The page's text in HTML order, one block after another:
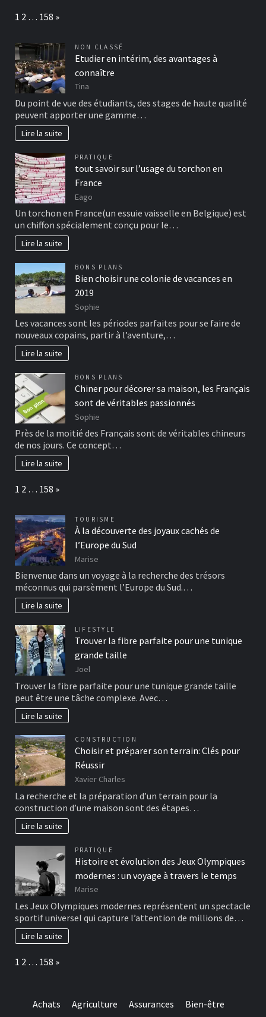
Page:
1 2 … 158 Next
»
NON CLASSÉ
Etudier en intérim, des avantages à
connaître
Tina
Du point de vue des étudiants, des stages de haute qualité
peuvent apporter une gamme…
Lire la suite
PRATIQUE
tout savoir sur l’usage du torchon en
France
Eago
Un torchon en France(un essuie vaisselle en Belgique) est
un chiffon spécialement conçu pour le…
Lire la suite
BONS PLANS
Bien choisir une colonie de vacances en
2019
Sophie
Les vacances sont les périodes parfaites pour se faire de
nouveaux copains, partir à l’aventure,…
Lire la suite
BONS PLANS
Chiner pour décorer sa maison, les Français
sont de véritables passionnés
Sophie
Près de la moitié des Français sont de véritables chineurs
de nos jours. Ce concept…
Lire la suite
Page:
1 2 … 158 Next
»
TOURISME
À la découverte des joyaux cachés de
l’Europe du Sud
Marise
Bienvenue dans un voyage à la recherche des trésors
méconnus qui parsèment l’Europe du Sud.…
Lire la suite
LIFESTYLE
Trouver la fibre parfaite pour une tunique
grande taille
Joel
Trouver la fibre parfaite pour une tunique grande taille
peut être une tâche complexe. Avec…
Lire la suite
CONSTRUCTION
Choisir et préparer son terrain: Clés pour
Réussir
Xavier Charles
La recherche et la préparation d’un terrain pour la
construction d’une maison sont des étapes…
Lire la suite
PRATIQUE
Histoire et évolution des Jeux Olympiques
modernes : un voyage à travers le temps
Marise
Les Jeux Olympiques modernes représentent un spectacle
sportif universel qui capture l’attention de millions de…
Lire la suite
Page:
1 2 … 158 Next
»
Achats Agriculture Assurances Bien-être